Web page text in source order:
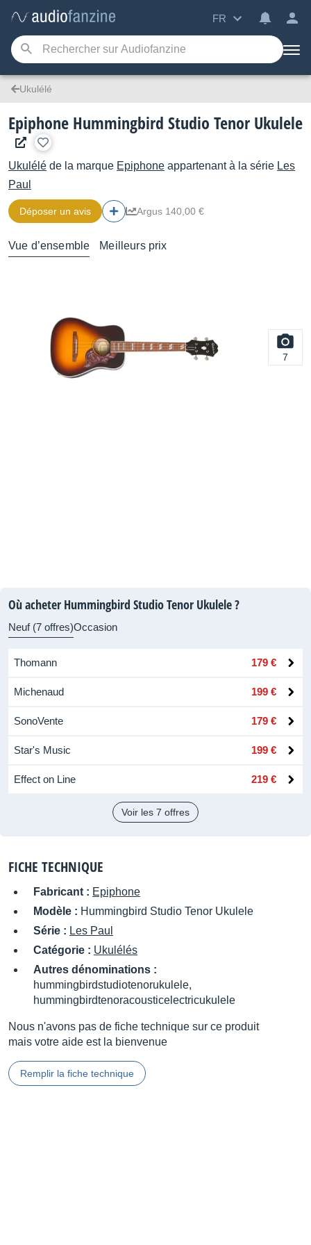
FR
Ukulélé
Epiphone Hummingbird Studio Tenor Ukulele
Ukulélé de la marque Epiphone appartenant à la série Les
Paul
Déposer un avis Argus 140,00 €
Vue d’ensemble Meilleurs prix
7
Où acheter Hummingbird Studio Tenor Ukulele ?
Neuf (7 offres)Occasion
Thomann 179 €
Michenaud 199 €
SonoVente 179 €
Star's Music 199 €
Effect on Line 219 €
Voir les 7 offres
FICHE TECHNIQUE
Fabricant : Epiphone
Modèle : Hummingbird Studio Tenor Ukulele
Série : Les Paul
Catégorie : Ukulélés
Autres dénominations :
hummingbirdstudiotenorukulele,
hummingbirdtenoracousticelectricukulele
Nous n'avons pas de fiche technique sur ce produit
mais votre aide est la bienvenue
Remplir la fiche technique